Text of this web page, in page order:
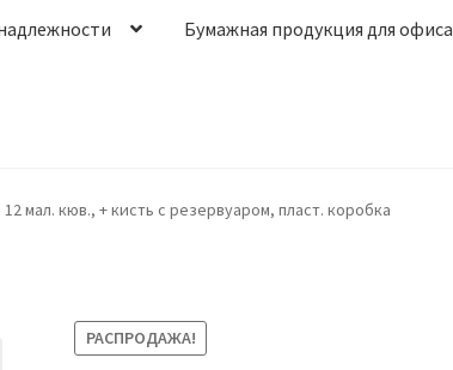
Бумажная продукция для офиса
мал. кюв., + кисть с резервуаром, пласт. коробка
РАСПРОДАЖА!